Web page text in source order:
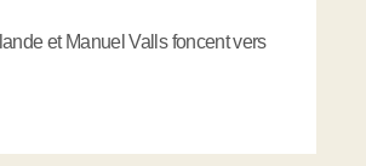
et Manuel Valls foncent vers